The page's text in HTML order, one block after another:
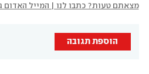
מצאתם טעות? כתבו לנו | המייל האדום
הוספת תגובה